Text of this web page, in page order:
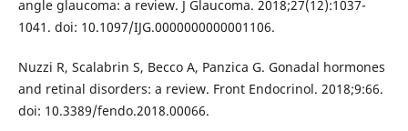
angle glaucoma: a review. J Glaucoma. 2018;27(12):1037-
1041. doi: 10.1097/IJG.0000000000001106.
Nuzzi R, Scalabrin S, Becco A, Panzica G. Gonadal hormones
and retinal disorders: a review. Front Endocrinol. 2018;9:66.
doi: 10.3389/fendo.2018.00066.